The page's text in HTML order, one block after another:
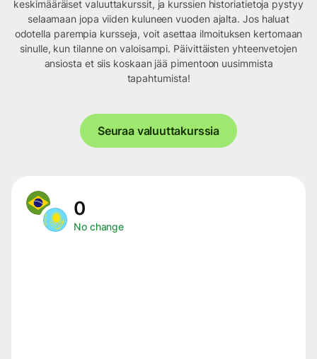
keskimääräiset valuuttakurssit, ja kurssien historiatietoja pystyy
selaamaan jopa viiden kuluneen vuoden ajalta. Jos haluat
odotella parempia kursseja, voit asettaa ilmoituksen kertomaan
sinulle, kun tilanne on valoisampi. Päivittäisten yhteenvetojen
ansiosta et siis koskaan jää pimentoon uusimmista
tapahtumista!
Seuraa valuuttakurssia
0
No change